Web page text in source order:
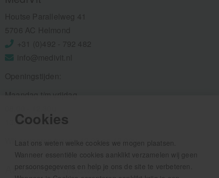
Cookies
Laat ons weten welke cookies we mogen plaatsen.
Wanneer essentiële cookies aanklikt verzamelen wij geen
persoonsgegevens en help je ons de site te verbeteren.
Maandag t/m vrijdag
13.00 - 16.00u
Wij pauzeren tussen 12.30 en 13.00u
Aanmelden nieuwsbrief